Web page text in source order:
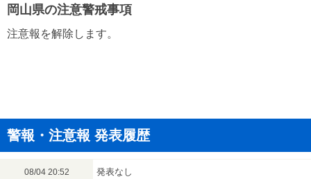
岡山県の注意警戒事項
注意報を解除します。
警報・注意報 発表履歴
08/04 20:52 発表なし